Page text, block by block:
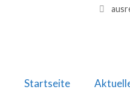
Startseite